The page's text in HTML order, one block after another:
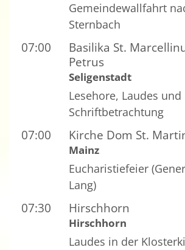
Gemeindewallfahrt
Sternbach
07:00
Basilika St.
Petrus
Seligenstadt
Lesehore, Laudes und
Schriftbetrachtung
07:00 Kirche Dom St.
Mainz
Eucharistiefeier
Lang)
07:30 Hirschhorn
Hirschhorn
Laudes in der